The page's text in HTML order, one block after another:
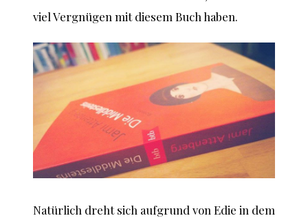
viel Vergnügen mit diesem Buch haben.
Natürlich dreht sich aufgrund von Edie in dem